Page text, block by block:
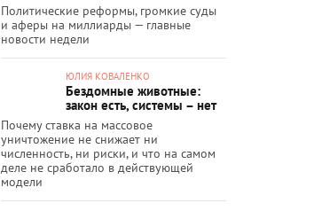
Политические реформы, громкие суды
и аферы на миллиарды — главные
новости недели
ЮЛИЯ КОВАЛЕНКО
Бездомные животные:
закон есть, системы – нет
Почему ставка на массовое
уничтожение не снижает ни
численность, ни риски, и что на самом
деле не сработало в действующей
модели